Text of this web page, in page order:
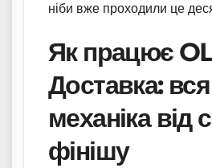
ніби вже проходили це
Як працює
Доставка: вся
механіка від
фінішу